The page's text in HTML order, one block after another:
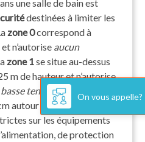
une salle de bain est
destinées à limiter les
zone 0correspond à
n’autorise aucun
zone 1se situe au-dessus
m de hauteur et n’autorise
tension. La
autour de la baignoire et
sur les équipements
de protection
On vous appelle?